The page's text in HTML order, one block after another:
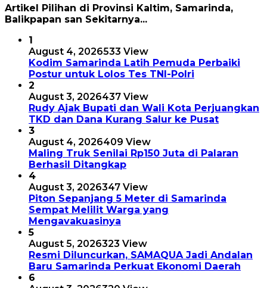
Artikel Pilihan di Provinsi Kaltim, Samarinda,
Balikpapan san Sekitarnya...
1
August 4, 2026533 View
Kodim Samarinda Latih Pemuda Perbaiki
Postur untuk Lolos Tes TNI-Polri
2
August 3, 2026437 View
Rudy Ajak Bupati dan Wali Kota Perjuangkan
TKD dan Dana Kurang Salur ke Pusat
3
August 4, 2026409 View
Maling Truk Senilai Rp150 Juta di Palaran
Berhasil Ditangkap
4
August 3, 2026347 View
Piton Sepanjang 5 Meter di Samarinda
Sempat Melilit Warga yang
Mengavakuasinya
5
August 5, 2026323 View
Resmi Diluncurkan, SAMAQUA Jadi Andalan
Baru Samarinda Perkuat Ekonomi Daerah
6